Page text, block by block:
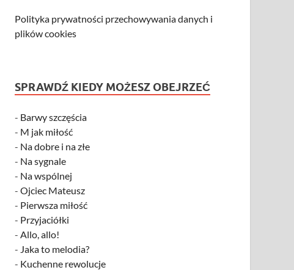
Polityka prywatności przechowywania danych i
plików cookies
SPRAWDŹ KIEDY MOŻESZ OBEJRZEĆ
- Barwy szczęścia
- M jak miłość
- Na dobre i na złe
- Na sygnale
- Na wspólnej
-Ojciec Mateusz
- Pierwsza miłość
- Przyjaciółki
-Allo, allo!
- Jaka to melodia?
- Kuchenne rewolucje